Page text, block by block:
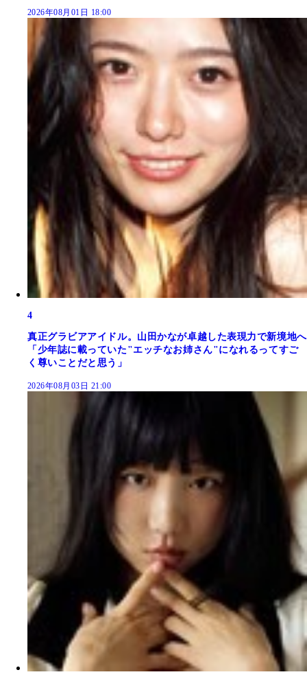
2026年08月01日 18:00
4
真正グラビアアイドル。山田かなが卓越した表現力で新境地へ
「少年誌に載っていた"エッチなお姉さん"になれるってすご
く尊いことだと思う」
2026年08月03日 21:00